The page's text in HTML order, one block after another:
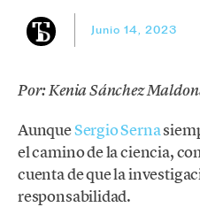
Junio 14, 2023
Por: Kenia Sánchez
AunqueSergio Serna
el camino de la ciencia,
cuenta de que la
responsabilidad.